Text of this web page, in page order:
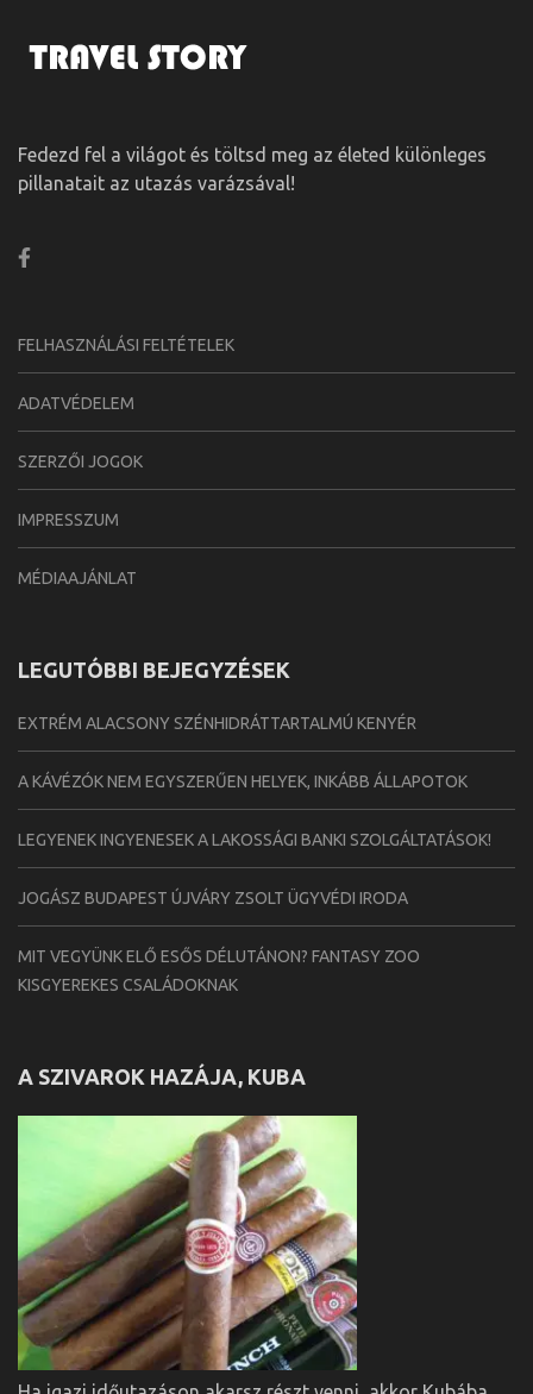
Fedezd fel a világot és töltsd meg az életed különleges
pillanatait az utazás varázsával!
FELHASZNÁLÁSI FELTÉTELEK
ADATVÉDELEM
SZERZŐI JOGOK
IMPRESSZUM
MÉDIAAJÁNLAT
LEGUTÓBBI BEJEGYZÉSEK
EXTRÉM ALACSONY SZÉNHIDRÁTTARTALMÚ KENYÉR
A KÁVÉZÓK NEM EGYSZERŰEN HELYEK, INKÁBB ÁLLAPOTOK
LEGYENEK INGYENESEK A LAKOSSÁGI BANKI SZOLGÁLTATÁSOK!
JOGÁSZ BUDAPEST ÚJVÁRY ZSOLT ÜGYVÉDI IRODA
MIT VEGYÜNK ELŐ ESŐS DÉLUTÁNON? FANTASY ZOO
KISGYEREKES CSALÁDOKNAK
A SZIVAROK HAZÁJA, KUBA